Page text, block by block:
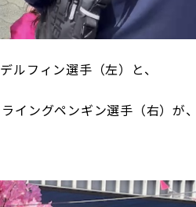
ルフィン選手（左）と、
イングペンギン選手（右）が、